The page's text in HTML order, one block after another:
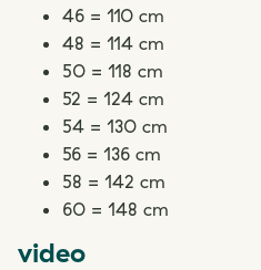
46 = 110 cm
48 = 114 cm
50 = 118 cm
52 = 124 cm
54 = 130 cm
56 = 136 cm
58 = 142 cm
60 = 148 cm
video